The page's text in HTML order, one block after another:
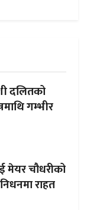
दलितको
गम्भीर
मेयर चौधरीको
राहत